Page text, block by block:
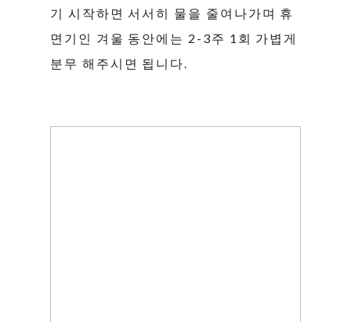
기 시작하면 서서히 물을 줄여나가며 휴
면기인 겨울 동안에는 2-3주 1회 가볍게
분무 해주시면 됩니다.